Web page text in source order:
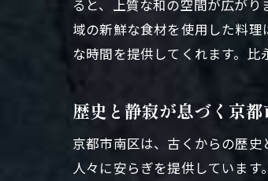
ると、上質な和の空間が広が
域の新鮮な食材を使用した料
な時間を提供してくれます。
歴史と静寂が息づく京都
京都市南区は、古くからの歴
人々に安らぎを提供しています